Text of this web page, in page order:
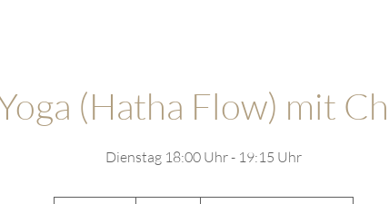
(Hatha Flow) mit
Dienstag 18:00 Uhr - 19:15 Uhr